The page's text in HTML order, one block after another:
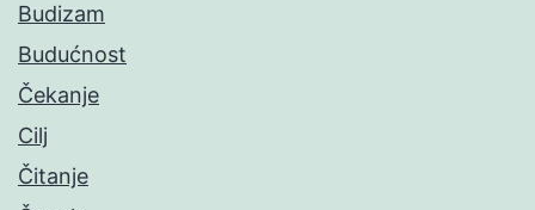
Budizam
Budućnost
Čekanje
Cilj
Čitanje